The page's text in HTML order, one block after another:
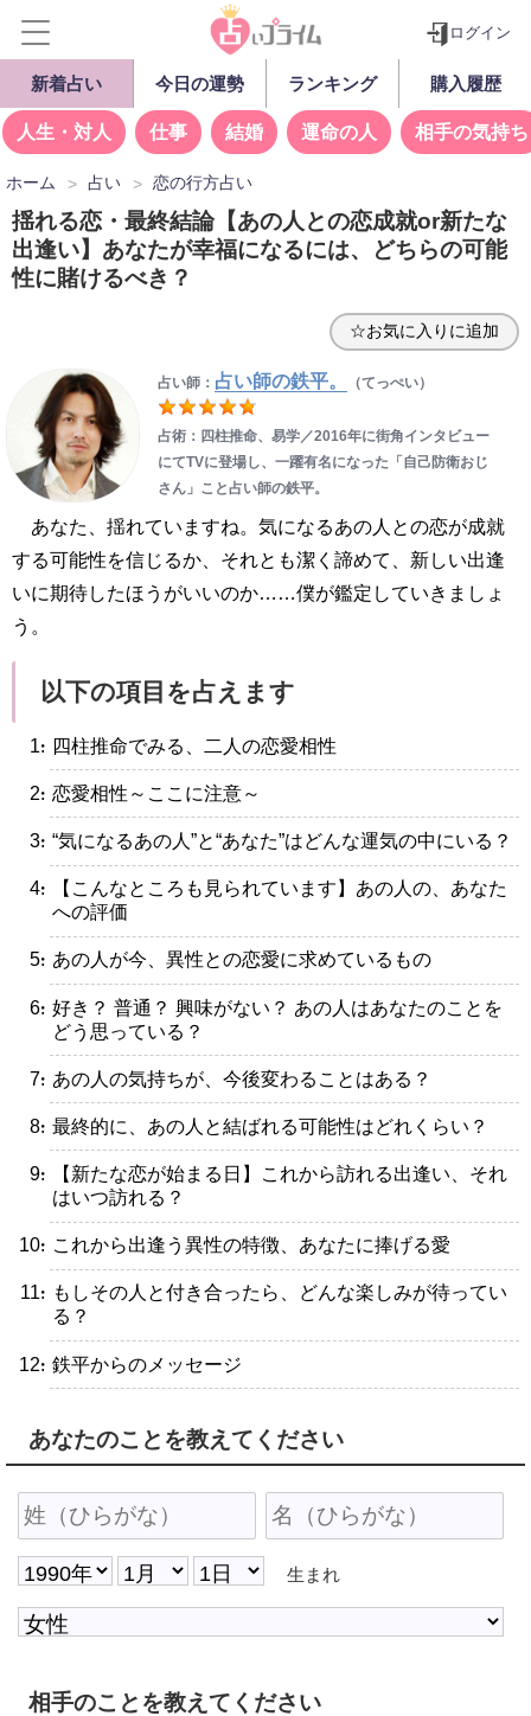
ログイン
新着占い 今日の運勢 ランキング 購入履歴
人生・対人 仕事 結婚 運命の人 相手の気持ち
ホーム 占い 恋の行方占い
揺れる恋・最終結論【あの人との恋成就or新たな
出逢い】あなたが幸福になるには、どちらの可能
性に賭けるべき？
☆お気に入りに追加
占い師： 占い師の鉄平。 （てっぺい）
占術：四柱推命、易学／2016年に街角インタビュー
にてTVに登場し、一躍有名になった「自己防衛おじ
さん」こと占い師の鉄平。
あなた、揺れていますね。気になるあの人との恋が成就
する可能性を信じるか、それとも潔く諦めて、新しい出逢
いに期待したほうがいいのか……僕が鑑定していきましょ
う。
以下の項目を占えます
・四柱推命でみる、二人の恋愛相性
・恋愛相性～ここに注意～
・“気になるあの人”と“あなた”はどんな運気の中にいる？
・【こんなところも見られています】あの人の、あなた
への評価
・あの人が今、異性との恋愛に求めているもの
・好き？ 普通？ 興味がない？ あの人はあなたのことを
どう思っている？
・あの人の気持ちが、今後変わることはある？
・最終的に、あの人と結ばれる可能性はどれくらい？
・【新たな恋が始まる日】これから訪れる出逢い、それ
はいつ訪れる？
・これから出逢う異性の特徴、あなたに捧げる愛
・もしその人と付き合ったら、どんな楽しみが待ってい
る？
・鉄平からのメッセージ
あなたのことを教えてください
生まれ
相手のことを教えてください